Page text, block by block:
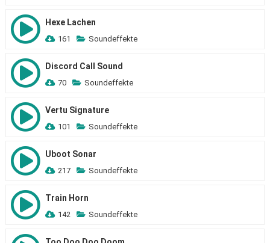
Hexe Lachen
161 Soundeffekte
Discord Call Sound
70 Soundeffekte
Vertu Signature
101 Soundeffekte
Uboot Sonar
217 Soundeffekte
Train Horn
142 Soundeffekte